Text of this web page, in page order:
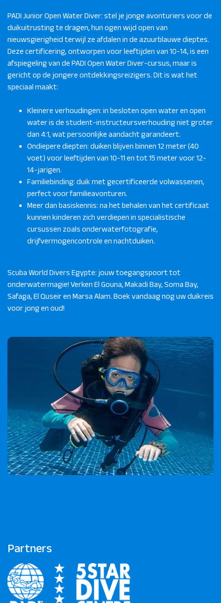
PADI Junior Open Water Diver: stel je jonge avonturiers voor de
duikuitrusting te dragen, hun ogen wijd open van
nieuwsgierigheid terwijl ze afdalen in de azuurblauwe dieptes.
Deze certificering, ontworpen voor leeftijden van 10-14, is een
afspiegeling van de PADI Open Water Diver-cursus, maar is
gericht op de jongere ontdekkingsreizigers. Dit is wat het
speciaal maakt:
Kleinere verhoudingen: in besloten open water en open
water is de student-instructeursverhouding niet groter
dan 4:1, wat persoonlijke aandacht garandeert.
Ondiepere diepten: duiken blijven binnen 12 meter (40
voet) voor leeftijden van 10-11 en tot 15 meter voor 12-
14-jarigen.
Familiebinding: duik met gecertificeerde volwassenen,
perfect voor familieavonturen.
Meer dan basiskennis: na het behalen van het certificaat
kunnen kinderen zich verdiepen in specialistische
cursussen zoals onderwaterfotografie,
drijfvermogencontrole en nachtduiken.
Scuba World Divers Egypte: jouw toegangspoort tot
onderwatermagie! Verken El Gouna, Makadi Bay, Soma Bay,
Safaga, El Quseir en Marsa Alam. Boek vandaag nog uw duikreis
voor jong en oud!
Partners